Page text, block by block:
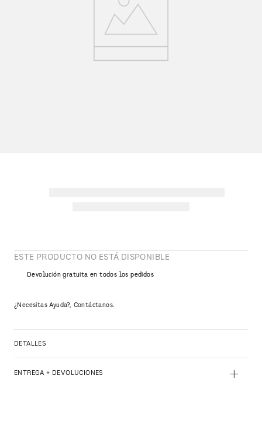
ESTE PRODUCTO NO ESTÁ DISPONIBLE
Devolución gratuita en todos los pedidos
¿Necesitas Ayuda?, Contáctanos.
DETALLES
ENTREGA + DEVOLUCIONES +